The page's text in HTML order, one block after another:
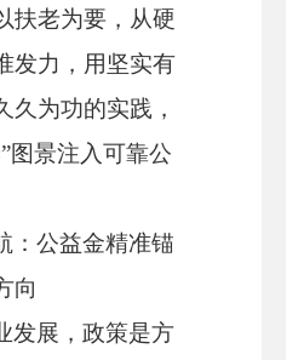
扶老为要，从硬
发力，用坚实有
久为功的实践，
图景注入可靠公
：公益金精准锚
向
发展，政策是方